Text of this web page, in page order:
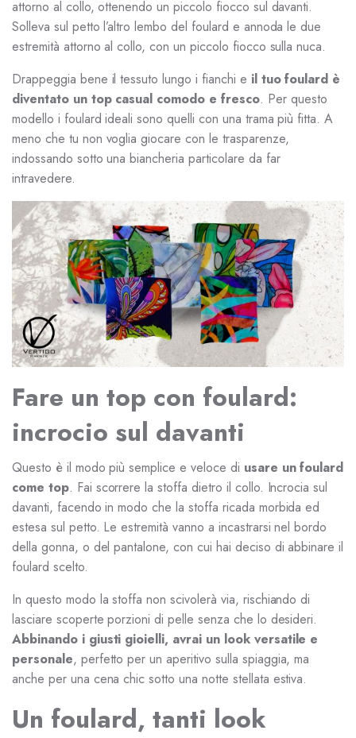
attorno al collo, ottenendo un piccolo fiocco sul davanti.
Solleva sul petto l’altro lembo del foulard e annoda le due
estremità attorno al collo, con un piccolo fiocco sulla nuca.
Drappeggia bene il tessuto lungo i fianchi e il tuo foulard è
diventato un top casual comodo e fresco. Per questo
modello i foulard ideali sono quelli con una trama più fitta. A
meno che tu non voglia giocare con le trasparenze,
indossando sotto una biancheria particolare da far
intravedere.
Fare un top con foulard:
incrocio sul davanti
Questo è il modo più semplice e veloce di usare un foulard
come top. Fai scorrere la stoffa dietro il collo. Incrocia sul
davanti, facendo in modo che la stoffa ricada morbida ed
estesa sul petto. Le estremità vanno a incastrarsi nel bordo
della gonna, o del pantalone, con cui hai deciso di abbinare il
foulard scelto.
In questo modo la stoffa non scivolerà via, rischiando di
lasciare scoperte porzioni di pelle senza che lo desideri.
Abbinando i giusti gioielli, avrai un look versatile e
personale, perfetto per un aperitivo sulla spiaggia, ma
anche per una cena chic sotto una notte stellata estiva.
Un foulard, tanti look